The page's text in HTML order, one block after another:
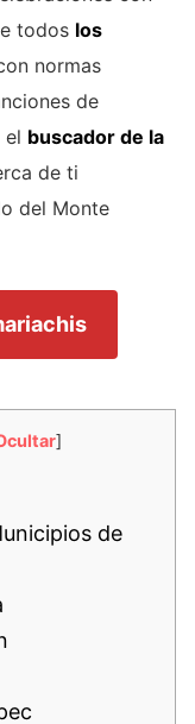
todos los
normas
de
el buscador de la
de ti
del Monte
]
de